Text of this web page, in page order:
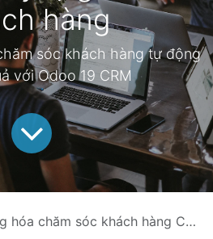
hàng
sóc khách hàng tự động
với Odoo 19 CRM
sóc khách hàng CRM Odoo: Nâng cao tỷ lệ giữ chân khách hàng